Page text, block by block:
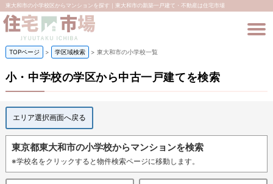
東大和市の小学校区からマンションを探す｜東大和市の新築一戸建て・不動産は住宅市場
TOPページ > 学区域検索 > 東大和市の小学校一覧
小・中学校の学区から中古一戸建てを検索
エリア選択画面へ戻る
東京都東大和市の小学校からマンションを検索
※学校名をクリックすると物件検索ページに移動します。